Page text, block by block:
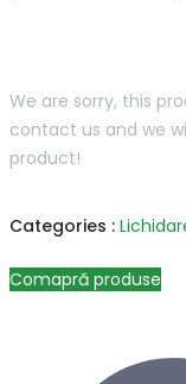
We are sorry, this
contact us and we
product!
Categories :
Comapră produse